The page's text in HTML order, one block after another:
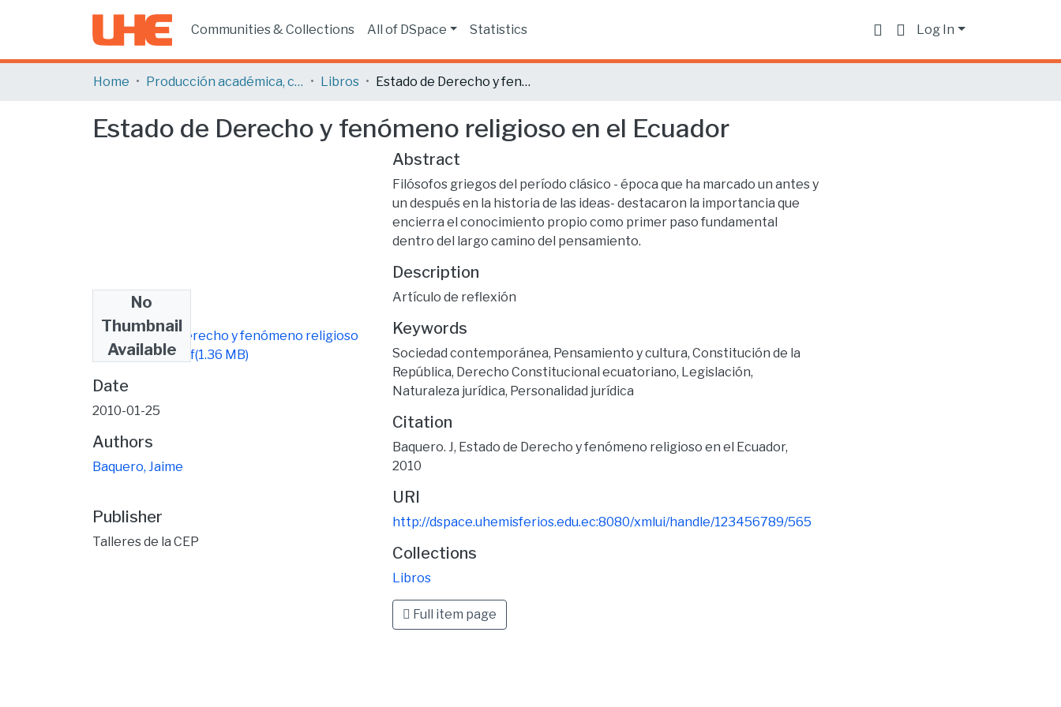
Communities & Collections All of DSpace Statistics Log In
Home Producción académica, científica y artística Libros Estado de Derecho y fenómeno religioso en el Ecuador
Estado de Derecho y fenómeno religioso en el Ecuador
No
Thumbnail
Available
(12) Estado de Derecho y fenómeno religioso
en el Ecuador.pdf(1.36 MB)
Date
2010-01-25
Authors
Baquero, Jaime
Publisher
Talleres de la CEP
Abstract
Filósofos griegos del período clásico - época que ha marcado un antes y
un después en la historia de las ideas- destacaron la importancia que
encierra el conocimiento propio como primer paso fundamental
dentro del largo camino del pensamiento.
Description
Artículo de reflexión
Keywords
Sociedad contemporánea, Pensamiento y cultura, Constitución de la
República, Derecho Constitucional ecuatoriano, Legislación,
Naturaleza jurídica, Personalidad jurídica
Citation
Baquero. J, Estado de Derecho y fenómeno religioso en el Ecuador,
2010
URI
http://dspace.uhemisferios.edu.ec:8080/xmlui/handle/123456789/565
Collections
Libros
Full item page